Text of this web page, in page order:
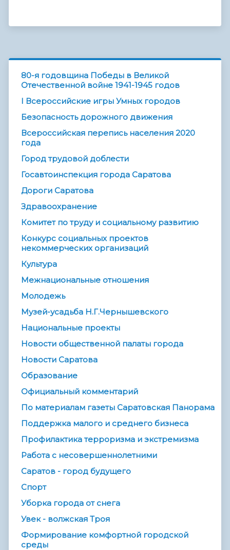
80-я годовщина Победы в Великой
Отечественной войне 1941-1945 годов
I Всероссийские игры Умных городов
Безопасность дорожного движения
Всероссийская перепись населения 2020
года
Город трудовой доблести
Госавтоинспекция города Саратова
Дороги Саратова
Здравоохранение
Комитет по труду и социальному развитию
Конкурс социальных проектов
некоммерческих организаций
Культура
Межнациональные отношения
Молодежь
Музей-усадьба Н.Г.Чернышевского
Национальные проекты
Новости общественной палаты города
Новости Саратова
Образование
Официальный комментарий
По материалам газеты Саратовская Панорама
Поддержка малого и среднего бизнеса
Профилактика терроризма и экстремизма
Работа с несовершеннолетними
Саратов - город будущего
Спорт
Уборка города от снега
Увек - волжская Троя
Формирование комфортной городской
среды